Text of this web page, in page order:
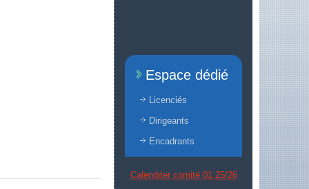
Espace dédié
Licenciés
Dirigeants
Encadrants
Calendrier comité 01 25/26